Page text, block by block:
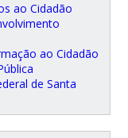
ao Cidadão
ao Cidadão
de Santa